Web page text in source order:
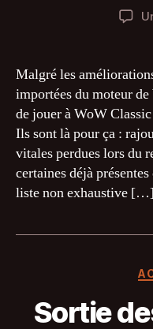
Malgré les
importées du moteur
de jouer à WoW
Ils sont là pour ça :
vitales perdues lors du
certaines déjà
liste non exhaustive […]
Sortie